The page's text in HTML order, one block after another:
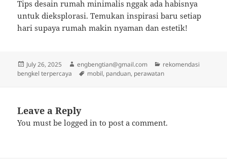
Tips desain rumah minimalis nggak ada habisnya
untuk dieksplorasi. Temukan inspirasi baru setiap
hari supaya rumah makin nyaman dan estetik!
Posted
on
July 26, 2025 Author
engbengtian@gmail.com Categories
rekomendasi
bengkel terpercaya
Tags
mobil, panduan, perawatan
Leave a Reply
You must belogged in to post a comment.